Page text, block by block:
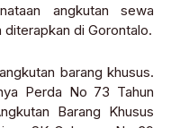
angkutan sewa
diterapkan di Gorontalo.
barang khusus.
Perda No 73 Tahun
Barang Khusus